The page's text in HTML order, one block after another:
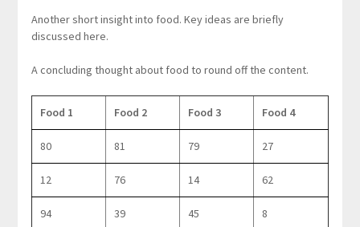
Another short insight into food. Key ideas are briefly
discussed here.
A concluding thought about food to round off the content.
Food 1 Food 2 Food 3 Food 4
80 81 79 27
12 76 14 62
94 39 45 8